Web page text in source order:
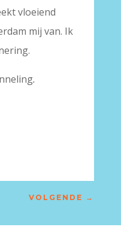
vloeiend
mij van. Ik
.
VOLGENDE →